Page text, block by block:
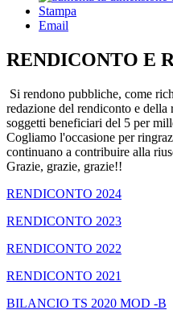
Stampa
Email
RENDICONTO E
Si rendono pubbliche, come
redazione del rendiconto e
soggetti beneficiari del 5 per
Cogliamo l'occasione per
continuano a contribuire alla
Grazie, grazie, grazie!!
RENDICONTO 2024
RENDICONTO 2023
RENDICONTO 2022
RENDICONTO 2021
BILANCIO TS 2020 MOD -B